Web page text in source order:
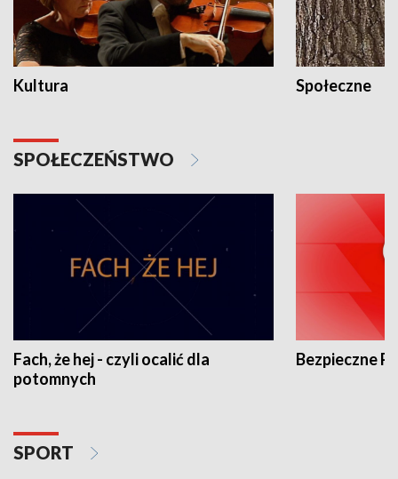
Kultura Społeczne
SPOŁECZEŃSTWO
Fach, że hej - czyli ocalić dla
potomnych
Bezpieczne
SPORT